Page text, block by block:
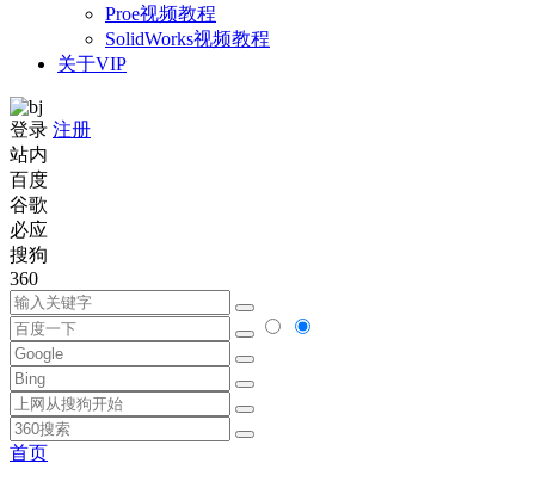
Proe视频教程
SolidWorks视频教程
关于VIP
登录 注册
站内
百度
谷歌
必应
搜狗
360
首页